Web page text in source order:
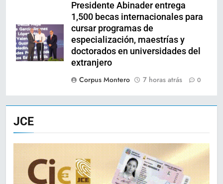
JCE
Presidente Abinader entrega
1,500 becas internacionales para
cursar programas de
especialización, maestrías y
doctorados en universidades del
extranjero
Corpus Montero
7 horas atrás 0